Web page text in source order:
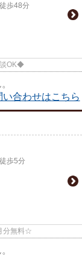
歩48分
談OK◆
合わせはこちら
歩5分
分無料☆